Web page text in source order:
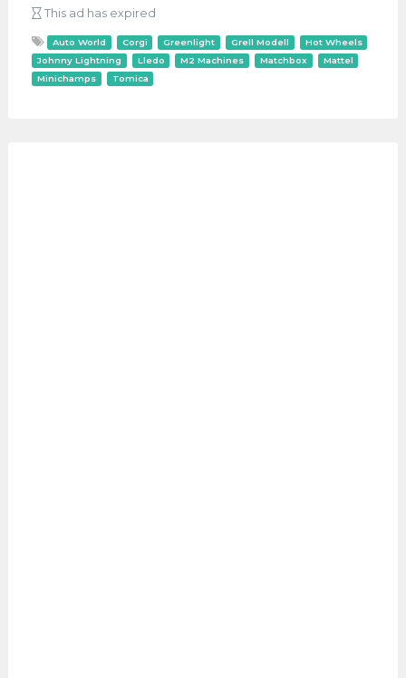
This ad has expired
Auto World Corgi Greenlight Grell Modell
Hot Wheels
Johnny Lightning
Lledo M2 Machines Matchbox
Mattel
Minichamps
Tomica